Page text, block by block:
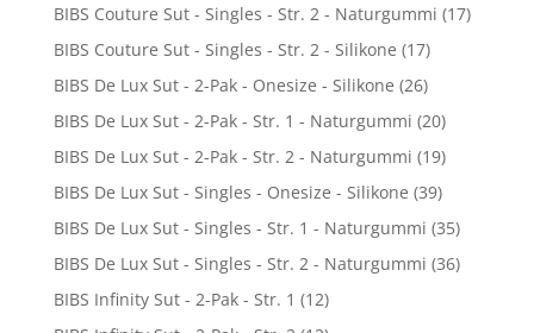
BIBS Couture Sut - Singles - Str. 2 - Naturgummi (17)
BIBS Couture Sut - Singles - Str. 2 - Silikone (17)
BIBS De Lux Sut - 2-Pak - Onesize - Silikone (26)
BIBS De Lux Sut - 2-Pak - Str. 1 - Naturgummi (20)
BIBS De Lux Sut - 2-Pak - Str. 2 - Naturgummi (19)
BIBS De Lux Sut - Singles - Onesize - Silikone (39)
BIBS De Lux Sut - Singles - Str. 1 - Naturgummi (35)
BIBS De Lux Sut - Singles - Str. 2 - Naturgummi (36)
BIBS Infinity Sut - 2-Pak - Str. 1 (12)